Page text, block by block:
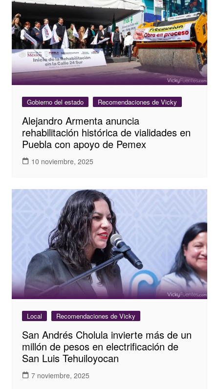
Gobierno del estado Recomendaciones de Vicky
Alejandro Armenta anuncia
rehabilitación histórica de vialidades en
Puebla con apoyo de Pemex
10 noviembre, 2025
Local Recomendaciones de Vicky
San Andrés Cholula invierte más de un
millón de pesos en electrificación de
San Luis Tehuiloyocan
7 noviembre, 2025